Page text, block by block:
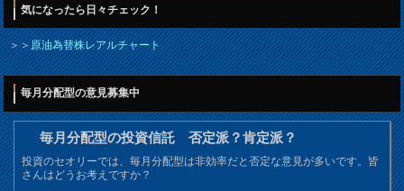
気になったら日々チェック！
＞＞原油為替株レアルチャート
毎月分配型の意見募集中
毎月分配型の投資信託 否定派？肯定派？
投資のセオリーでは、毎月分配型は非効率だと否定な意見が多いです。皆
さんはどうお考えですか？